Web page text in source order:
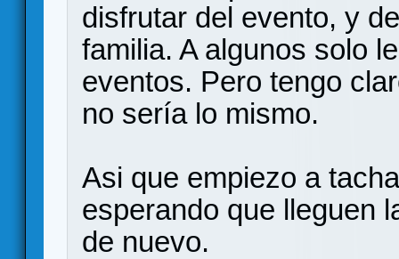
disfrutar del evento, y
familia. A algunos solo
eventos. Pero tengo
no sería lo mismo.
Asi que empiezo a
esperando que lleguen
de nuevo.